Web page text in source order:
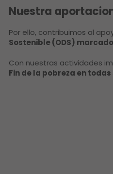
Nuestra
Por ello, contribuimos al
Sostenible (ODS)
Con nuestras actividades
Fin de la pobreza en